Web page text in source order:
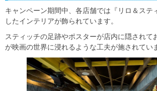
キャンペーン期間中、各店舗では『リロ＆ステ
したインテリアが飾られています。
スティッチの足跡やポスターが店内に隠されて
が映画の世界に浸れるような工夫が施されてい